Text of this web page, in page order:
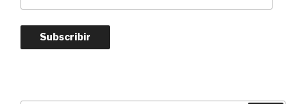
electrónico
Subscribir